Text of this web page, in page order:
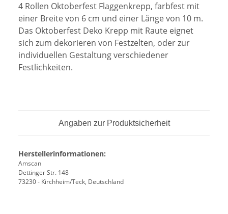
4 Rollen Oktoberfest Flaggenkrepp, farbfest mit
einer Breite von 6 cm und einer Länge von 10 m.
Das Oktoberfest Deko Krepp mit Raute eignet
sich zum dekorieren von Festzelten, oder zur
individuellen Gestaltung verschiedener
Festlichkeiten.
Angaben zur Produktsicherheit
Herstellerinformationen:
Amscan
Dettinger Str. 148
73230 - Kirchheim/Teck, Deutschland